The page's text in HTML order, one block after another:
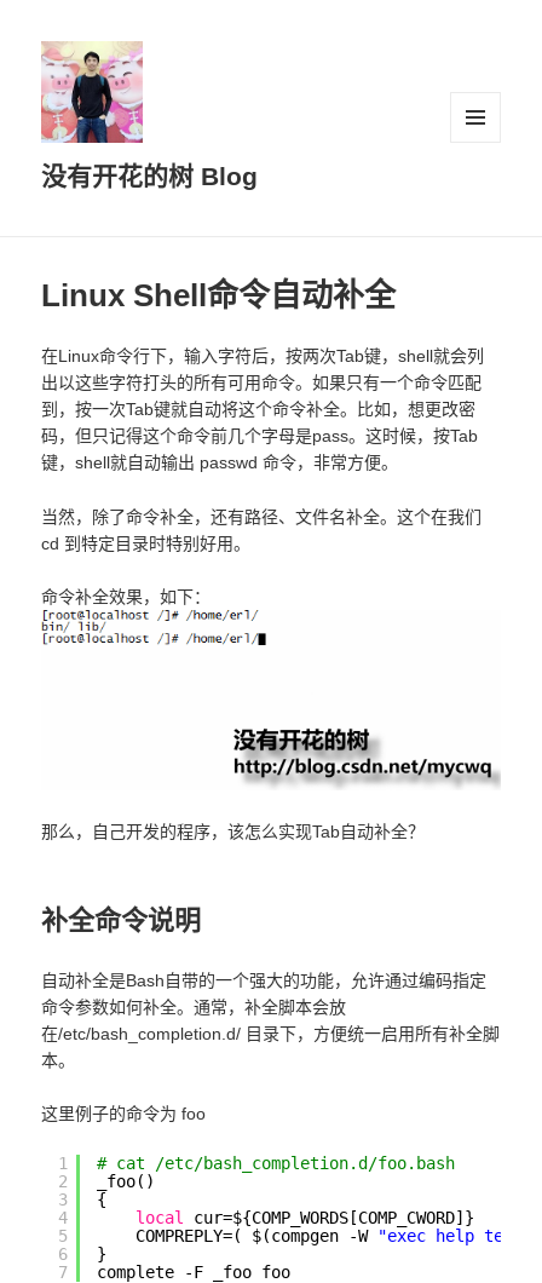
没有开花的树 Blog
Linux Shell命令自动补全
在Linux命令行下，输入字符后，按两次Tab键，shell就会列
出以这些字符打头的所有可用命令。如果只有一个命令匹配
到，按一次Tab键就自动将这个命令补全。比如，想更改密
码，但只记得这个命令前几个字母是pass。这时候，按Tab
键，shell就自动输出 passwd 命令，非常方便。
当然，除了命令补全，还有路径、文件名补全。这个在我们
cd 到特定目录时特别好用。
命令补全效果，如下：
那么，自己开发的程序，该怎么实现Tab自动补全？
补全命令说明
自动补全是Bash自带的一个强大的功能，允许通过编码指定
命令参数如何补全。通常，补全脚本会放
在/etc/bash_completion.d/ 目录下，方便统一启用所有补全脚
本。
这里例子的命令为 foo
1
2
3
4
5
6
7
# cat /etc/bash_completion.d/foo.bash
_foo()
{
local
cur=${COMP_WORDS[COMP_CWORD]}
COMPREPLY=( $(compgen -W "exec help test"
}
complete -F _foo foo